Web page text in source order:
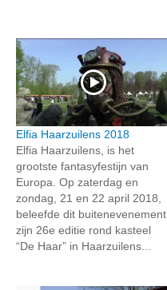
Elfia Haarzuilens 2018
Elfia Haarzuilens, is het
grootste fantasyfestijn van
Europa. Op zaterdag en
zondag, 21 en 22 april 2018,
beleefde dit buitenevenement
zijn 26e editie rond kasteel
“De Haar” in Haarzuilens...